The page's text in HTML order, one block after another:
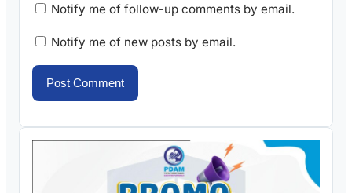
Notify me of follow-up comments by email.
Notify me of new posts by email.